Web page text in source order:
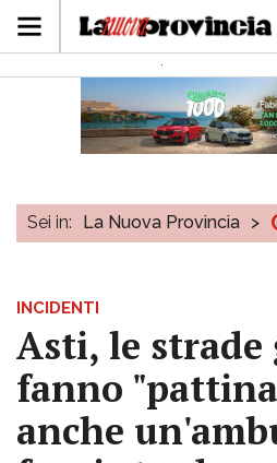
Sei in: La Nuova Provincia >
INCIDENTI
Asti, le strade
fanno
anche